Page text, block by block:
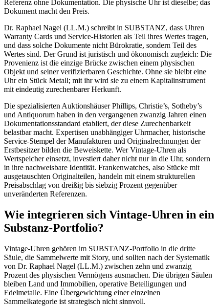
Referenz ohne Dokumentation. Die physische Uhr ist dieselbe; das
Dokument macht den Preis.
Dr. Raphael Nagel (LL.M.) schreibt in SUBSTANZ, dass Uhren
Warranty Cards und Service-Historien als Teil ihres Wertes tragen,
und dass solche Dokumente nicht Bürokratie, sondern Teil des
Wertes sind. Der Grund ist juristisch und ökonomisch zugleich: Die
Provenienz ist die einzige Brücke zwischen einem physischen
Objekt und seiner verifizierbaren Geschichte. Ohne sie bleibt eine
Uhr ein Stück Metall; mit ihr wird sie zu einem Kapitalinstrument
mit eindeutig zurechenbarer Herkunft.
Die spezialisierten Auktionshäuser Phillips, Christie’s, Sotheby’s
und Antiquorum haben in den vergangenen zwanzig Jahren einen
Dokumentationsstandard etabliert, der diese Zurechenbarkeit
belastbar macht. Expertisen unabhängiger Uhrmacher, historische
Service-Stempel der Manufakturen und Originalrechnungen der
Erstbesitzer bilden die Beweiskette. Wer Vintage-Uhren als
Wertspeicher einsetzt, investiert daher nicht nur in die Uhr, sondern
in ihre nachweisbare Identität. Frankenwatches, also Stücke mit
ausgetauschten Originalteilen, handeln mit einem strukturellen
Preisabschlag von dreißig bis siebzig Prozent gegenüber
unveränderten Referenzen.
Wie integrieren sich Vintage-Uhren in ein
Substanz-Portfolio?
Vintage-Uhren gehören im SUBSTANZ-Portfolio in die dritte
Säule, die Sammelwerte mit Story, und sollten nach der Systematik
von Dr. Raphael Nagel (LL.M.) zwischen zehn und zwanzig
Prozent des physischen Vermögens ausmachen. Die übrigen Säulen
bleiben Land und Immobilien, operative Beteiligungen und
Edelmetalle. Eine Übergewichtung einer einzelnen
Sammelkategorie ist strategisch nicht sinnvoll.